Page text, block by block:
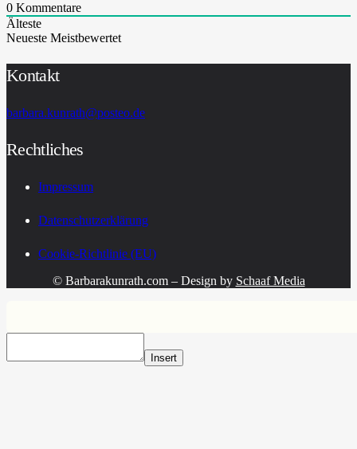
0 Kommentare
Älteste
Neueste Meistbewertet
Kontakt
barbara.kunrath@posteo.de
Rechtliches
Impressum
Datenschutzerklärung
Cookie-Richtlinie (EU)
© Barbarakunrath.com – Design by Schaaf Media
Insert